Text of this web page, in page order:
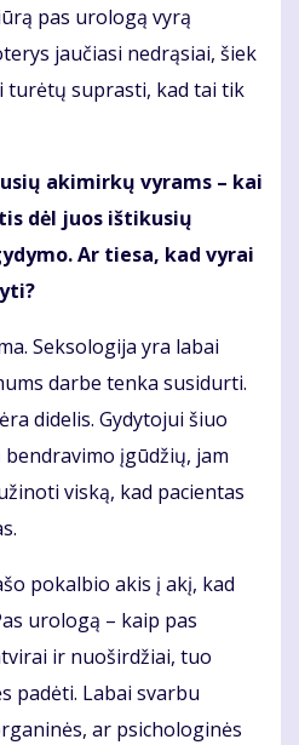
pas urologą vyrą
jaučiasi nedrąsiai, šiek
turėtų suprasti, kad tai tik
akimirkų vyrams – kai
dėl juos ištikusių
Ar tiesa, kad vyrai
Seksologija yra labai
darbe tenka susidurti.
didelis. Gydytojui šiuo
įgūdžių, jam
viską, kad pacientas
pokalbio akis į akį, kad
urologą – kaip pas
ir nuoširdžiai, tuo
padėti. Labai svarbu
ar psichologinės